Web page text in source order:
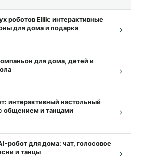
роботов Eilik: интерактивные
для дома и подарка
для дома, детей и
интерактивный настольный
общением и танцами
робот для дома: чат, голосовое
и танцы